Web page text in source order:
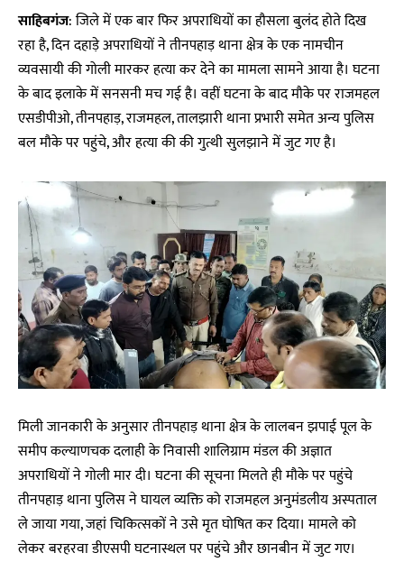
साहिबगंज: जिले में एक बार फिर अपराधियों का हौसला बुलंद होते दिख
रहा है, दिन दहाड़े अपराधियों ने तीनपहाड़ थाना क्षेत्र के एक नामचीन
व्यवसायी की गोली मारकर हत्या कर देने का मामला सामने आया है। घटना
के बाद इलाके में सनसनी मच गई है। वहीं घटना के बाद मौके पर राजमहल
एसडीपीओ, तीनपहाड़, राजमहल, तालझारी थाना प्रभारी समेत अन्य पुलिस
बल मौके पर पहुंचे, और हत्या की की गुत्थी सुलझाने में जुट गए है।
मिली जानकारी के अनुसार तीनपहाड़ थाना क्षेत्र के लालबन झपाई पूल के
समीप कल्याणचक दलाही के निवासी शालिग्राम मंडल की अज्ञात
अपराधियों ने गोली मार दी। घटना की सूचना मिलते ही मौके पर पहुंचे
तीनपहाड़ थाना पुलिस ने घायल व्यक्ति को राजमहल अनुमंडलीय अस्पताल
ले जाया गया, जहां चिकित्सकों ने उसे मृत घोषित कर दिया। मामले को
लेकर बरहरवा डीएसपी घटनास्थल पर पहुंचे और छानबीन में जुट गए।